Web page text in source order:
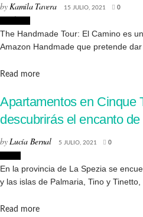
byKamila Tavera 15 JULIO, 2021 0
The Handmade Tour: El Camino es
Amazon Handmade que pretende dar
Read moreDetails
Apartamentos en Cinque
descubrirás el encanto
byLucía Bernal 5 JULIO, 2021 0
En la provincia de La Spezia se
y las islas de Palmaria, Tino y Tinetto,
Read moreDetails